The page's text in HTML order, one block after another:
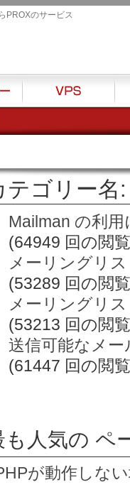
PROXのサービス
テゴリー名
Mailman の利
(64949 回の閲
メーリングリ
(53289 回の閲
メーリングリ
(53213 回の閲
送信可能なメー
(61447 回の閲
も人気の ペ
が動作しな
VPS ハ